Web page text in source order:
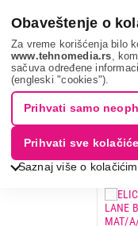
Obaveštenje o
Za vreme korišćenja bilo
www.tehnomedia.rs ,
sačuva određene
(engleski "cookies").
Saznaj više o
Prihvati samo
Prihvati sve kolačiće
Bela tehnika
bl...
13% UŠTEDA.